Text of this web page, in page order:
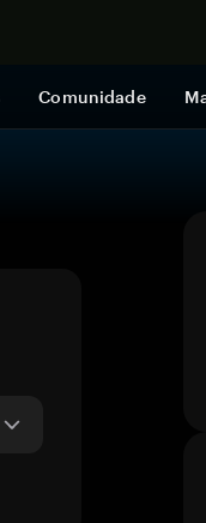
Comunidade